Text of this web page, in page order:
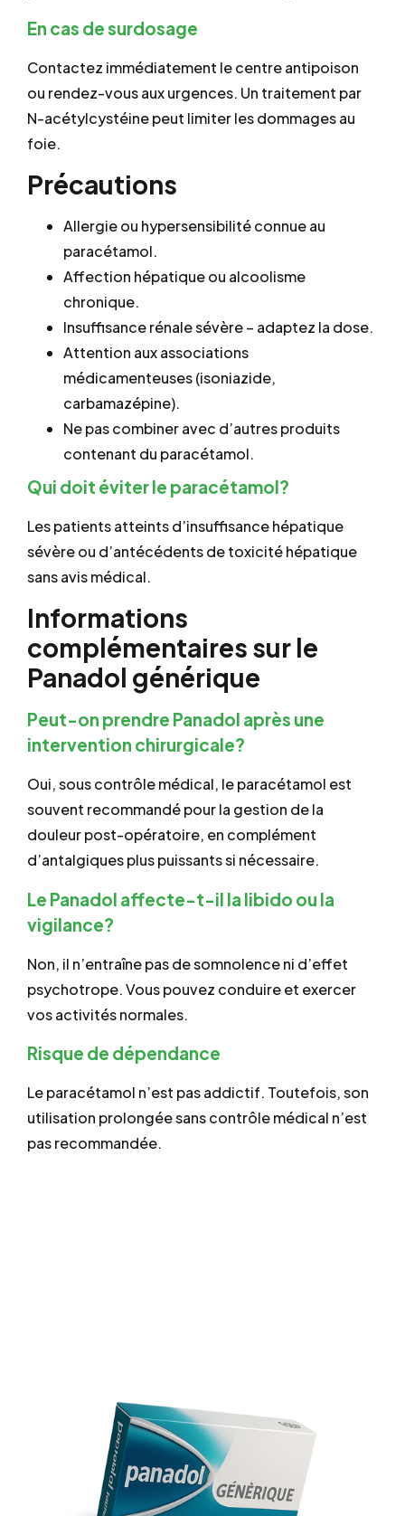
En cas de surdosage
Contactez immédiatement le centre antipoison
ou rendez-vous aux urgences. Un traitement par
N-acétylcystéine peut limiter les dommages au
foie.
Précautions
Allergie ou hypersensibilité connue au
paracétamol.
Affection hépatique ou alcoolisme
chronique.
Insuffisance rénale sévère – adaptez la dose.
Attention aux associations
médicamenteuses (isoniazide,
carbamazépine).
Ne pas combiner avec d’autres produits
contenant du paracétamol.
Qui doit éviter le paracétamol?
Les patients atteints d’insuffisance hépatique
sévère ou d’antécédents de toxicité hépatique
sans avis médical.
Informations
complémentaires sur le
Panadol générique
Peut-on prendre Panadol après une
intervention chirurgicale?
Oui, sous contrôle médical, le paracétamol est
souvent recommandé pour la gestion de la
douleur post-opératoire, en complément
d’antalgiques plus puissants si nécessaire.
Le Panadol affecte-t-il la libido ou la
vigilance?
Non, il n’entraîne pas de somnolence ni d’effet
psychotrope. Vous pouvez conduire et exercer
vos activités normales.
Risque de dépendance
Le paracétamol n’est pas addictif. Toutefois, son
utilisation prolongée sans contrôle médical n’est
pas recommandée.